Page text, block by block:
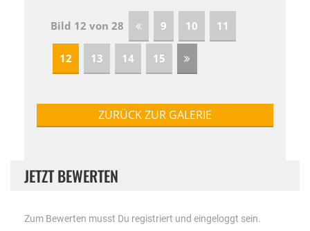
Bild 12 von 28 9 10 11
12 13 14 15
ZURÜCK ZUR GALERIE
JETZT BEWERTEN
Zum Bewerten musst Du registriert und eingeloggt sein.